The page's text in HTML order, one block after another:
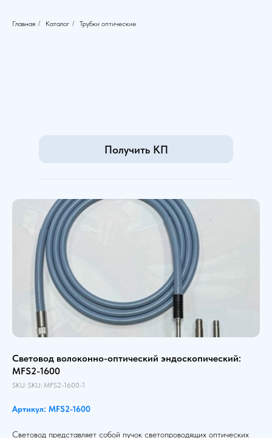
Главная / Каталог / Трубки оптические
Получить КП
Световод волоконно-оптический эндоскопический:
MFS2-1600
SKU: SKU: MFS2-1600-1
Артикул: MFS2-1600
Световод представляет собой пучок светопроводящих оптических